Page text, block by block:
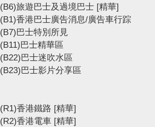
(B6)旅遊巴士及過境巴士 [精華]
(B1)香港巴士廣告消息/廣告車行踪
(B7)巴士特別所見
(B11)巴士精華區
(B22)巴士迷吹水區
(B23)巴士影片分享區
(R1)香港鐵路 [精華]
(R2)香港電車 [精華]